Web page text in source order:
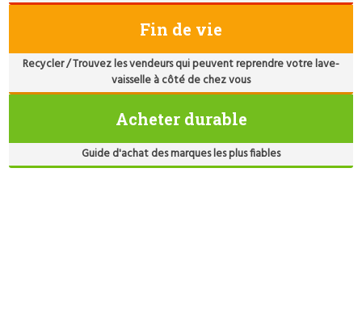
Fin de vie
Recycler / Trouvez les vendeurs qui peuvent reprendre votre lave-
vaisselle à côté de chez vous
Acheter durable
Guide d'achat des marques les plus fiables